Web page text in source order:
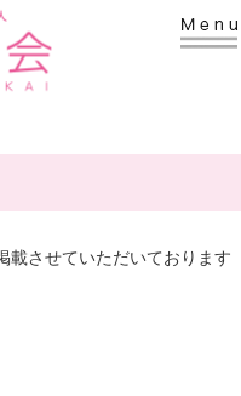
載させていただいております